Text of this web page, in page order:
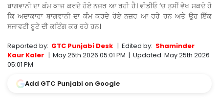
ਬਾਗਵਾਨੀ ਦਾ ਕੰਮ ਕਾਜ ਕਰਦੇ ਹੋਏ ਨਜ਼ਰ ਆ ਰਹੀ ਹੈ। ਵੀਡੀਓ ‘ਚ ਤੁਸੀਂ ਵੇਖ ਸਕਦੇ ਹੋ
ਕਿ ਅਦਾਕਾਰਾ ਬਾਗਵਾਨੀ ਦਾ ਕੰਮ ਕਰਦੇ ਹੋਏ ਨਜ਼ਰ ਆ ਰਹੇ ਹਨ ਅਤੇ ਉਹ ਇੱਕ
ਸਜਾਵਟੀ ਬੂਟੇ ਦੀ ਕਟਿੰਗ ਕਰ ਰਹੇ ਹਨ।
Reported by: GTC Punjabi Desk | Edited by: Shaminder
Kaur Kaler | May 25th 2026 05:01 PM | Updated: May 25th 2026
05:01 PM
Add GTC Punjabi on Google